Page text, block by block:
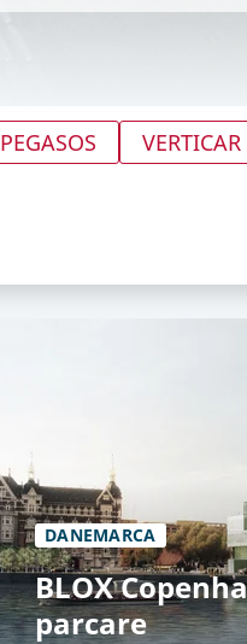
PEGASOS VERTICAR
DANEMARCA
BLOX
parcare